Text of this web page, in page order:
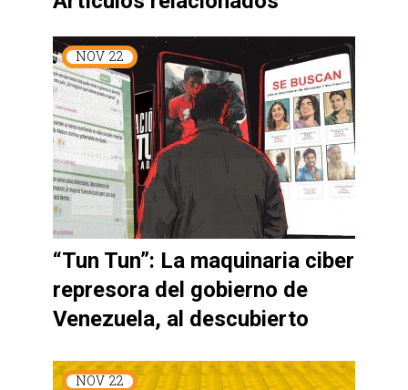
NOV 22
“Tun Tun”: La maquinaria ciber
represora del gobierno de
Venezuela, al descubierto
NOV 22